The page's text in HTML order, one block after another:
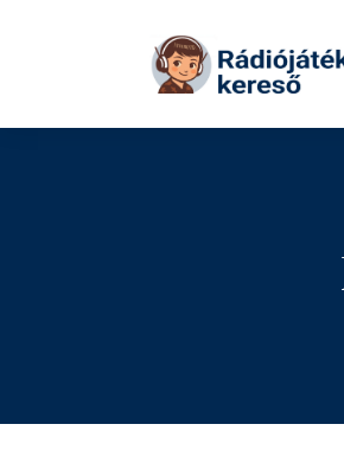
Tovább a tartalomhoz